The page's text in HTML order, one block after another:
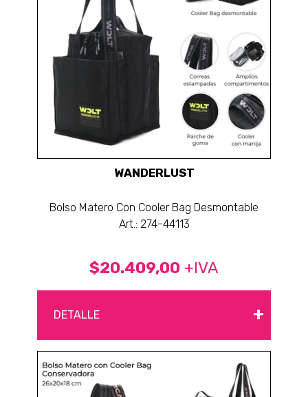
WANDERLUST
Bolso Matero Con Cooler Bag Desmontable
Art.: 274-44113
$20.409,00 +IVA
DETALLE +